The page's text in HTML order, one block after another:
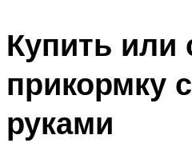
Купить или
прикормку
руками